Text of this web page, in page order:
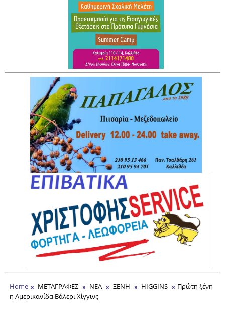
Home ΜΕΤΑΓΡΑΦΕΣ ΝΕΑ ΞΕΝΗ HIGGINS
Πρώτη ξένη
η Αμερικανίδα Βάλερι Χίγγινς